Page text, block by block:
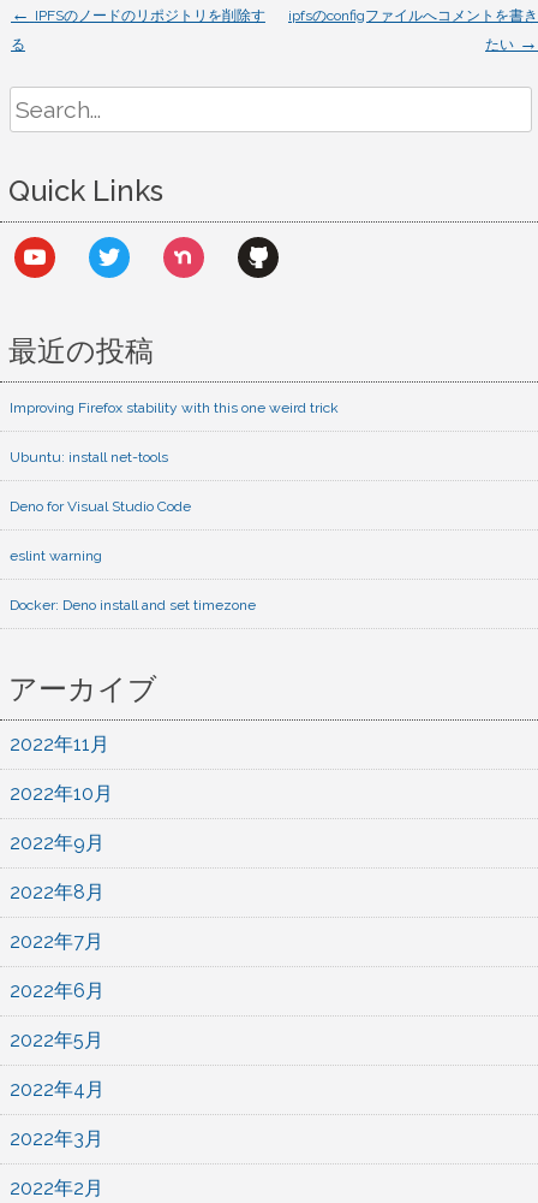
Post
navigation
← IPFSのノードのリポジトリを削除す
る
ipfsのconfigファイルへコメントを書き
たい →
Search
for:
Quick Links
youtube twitter nextdoorgithub
最近の投稿
Improving Firefox stability with this one weird trick
Ubuntu: install net-tools
Deno for Visual Studio Code
eslint warning
Docker: Deno install and set timezone
アーカイブ
2022年11月
2022年10月
2022年9月
2022年8月
2022年7月
2022年6月
2022年5月
2022年4月
2022年3月
2022年2月